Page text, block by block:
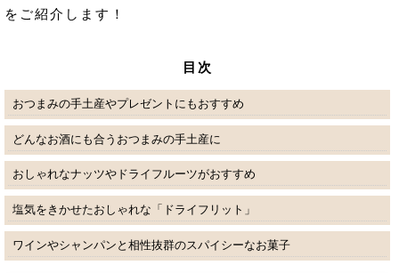
をご紹介します！
目次
おつまみの手土産やプレゼントにもおすすめ
どんなお酒にも合うおつまみの手土産に
おしゃれなナッツやドライフルーツがおすすめ
塩気をきかせたおしゃれな「ドライフリット」
ワインやシャンパンと相性抜群のスパイシーなお菓子